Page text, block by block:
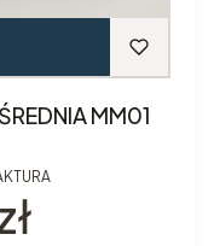
MM01